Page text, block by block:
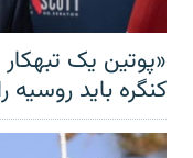
«پوتین یک
کنگره باید روسیه